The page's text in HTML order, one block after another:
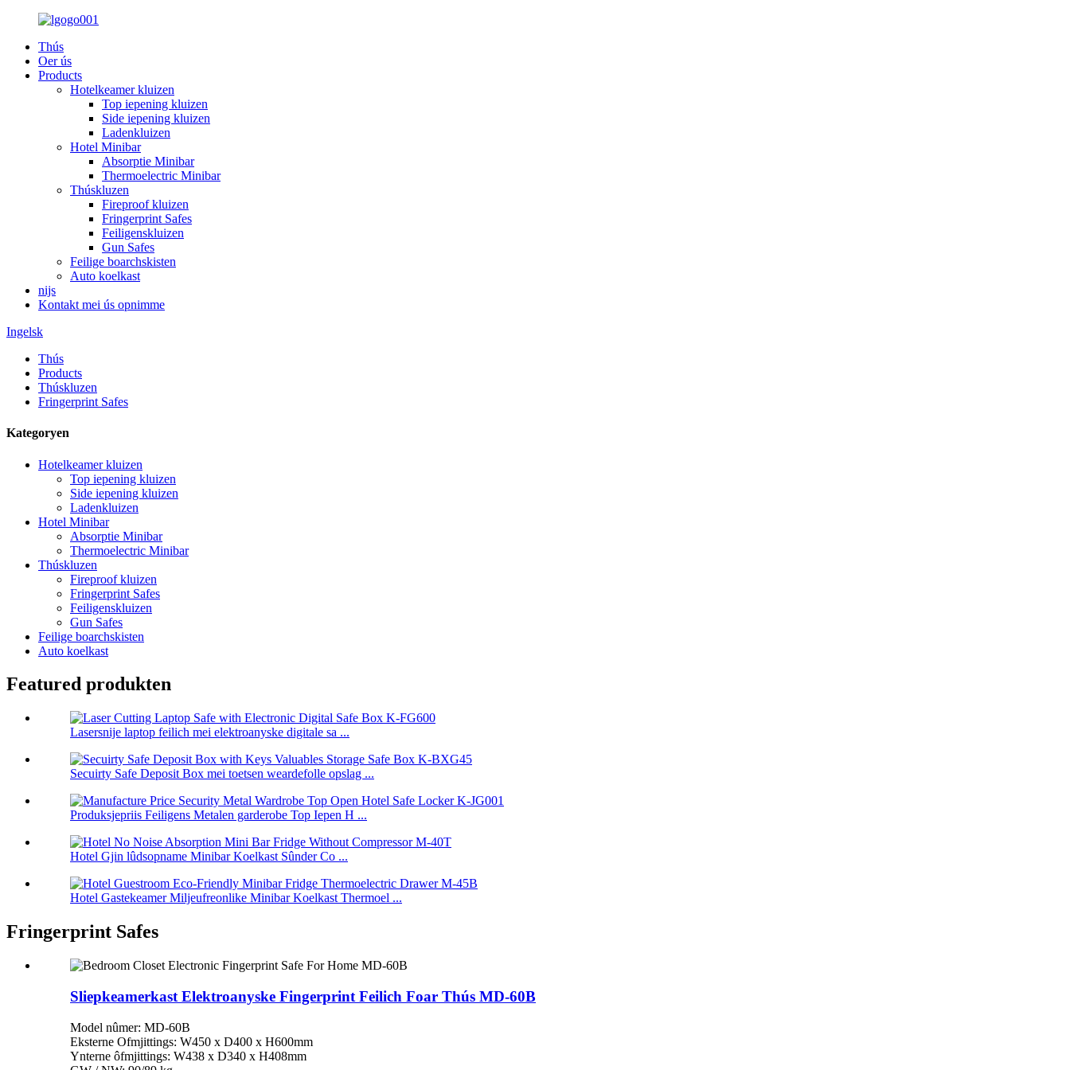
Thús
Oer ús
Products
Hotelkeamer kluizen
Top iepening kluizen
Side iepening kluizen
Ladenkluizen
Hotel Minibar
Absorptie Minibar
Thermoelectric Minibar
Thúskluzen
Fireproof kluizen
Fringerprint Safes
Feiligenskluizen
Gun Safes
Feilige boarchskisten
Auto koelkast
nijs
Kontakt mei ús opnimme
Ingelsk
Thús
Products
Thúskluzen
Fringerprint Safes
Kategoryen
Hotelkeamer kluizen
Top iepening kluizen
Side iepening kluizen
Ladenkluizen
Hotel Minibar
Absorptie Minibar
Thermoelectric Minibar
Thúskluzen
Fireproof kluizen
Fringerprint Safes
Feiligenskluizen
Gun Safes
Feilige boarchskisten
Auto koelkast
Featured produkten
Lasersnije laptop feilich mei elektroanyske digitale sa ...
Secuirty Safe Deposit Box mei toetsen weardefolle opslag ...
Produksjepriis Feiligens Metalen garderobe Top Iepen H ...
Hotel Gjin lûdsopname Minibar Koelkast Sûnder Co ...
Hotel Gastekeamer Miljeufreonlike Minibar Koelkast Thermoel ...
Fringerprint Safes
Sliepkeamerkast Elektroanyske Fingerprint Feilich Foar Thús MD-60B
Model nûmer: MD-60B
Eksterne Ofmjittings: W450 x D400 x H600mm
Ynterne ôfmjittings: W438 x D340 x H408mm